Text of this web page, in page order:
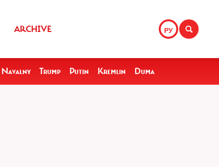
РУ
ARCHIVE
Navalny Trump Putin Kremlin Duma